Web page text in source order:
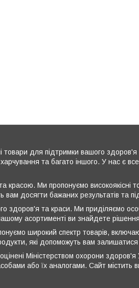
товари для підтримки вашого
та багато іншого. У нас є
Ми пропонуємо високоякісні
досягти бажаних результатів та
здоров'я та краси. Ми приділяємо
асортименті ви знайдете рішення
широкий спектр товарів,
які допоможуть вам
Міністерством охорони здоров'я
або їх аналогами. Сайт містить